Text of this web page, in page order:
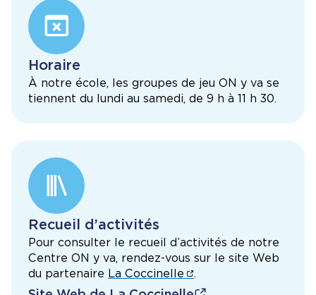
Horaire
À notre école, les groupes de jeu ON y va se
tiennent du lundi au samedi, de 9 h à 11 h 30.
Recueil d’activités
Pour consulter le recueil d’activités de notre
Centre ON y va, rendez-vous sur le site Web
du partenaire La Coccinelle .